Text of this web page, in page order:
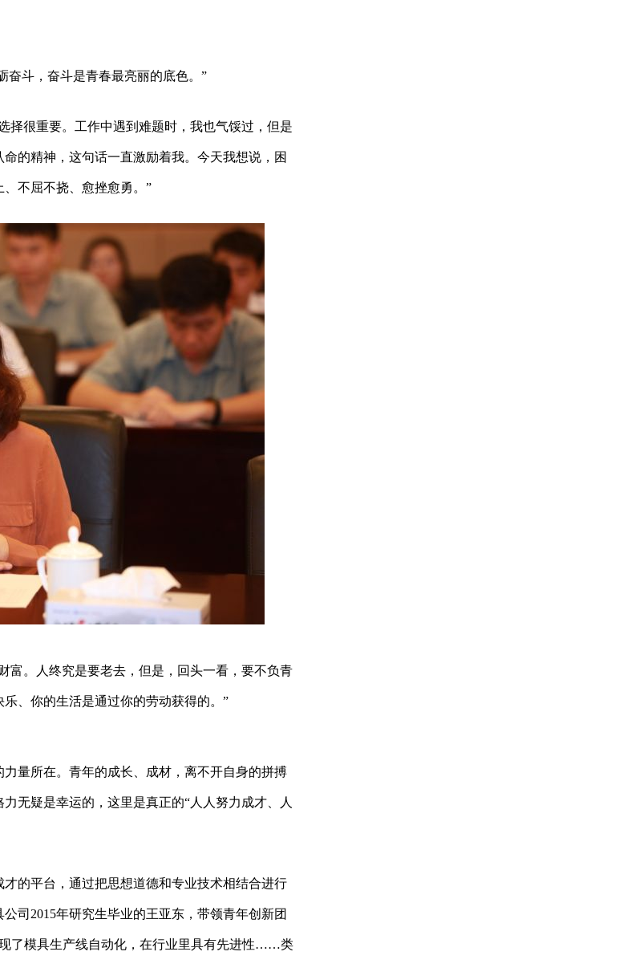
奋斗，奋斗是青春最亮丽的底色。”
择很重要。工作中遇到难题时，我也气馁过，但是
的精神，这句话一直激励着我。今天我想说，困
不屈不挠、愈挫愈勇。”
富。人终究是要老去，但是，回头一看，要不负青
、你的生活是通过你的劳动获得的。”
量所在。青年的成长、成材，离不开自身的拼搏
无疑是幸运的，这里是真正的“人人努力成才、人
的平台，通过把思想道德和专业技术相结合进行
司2015年研究生毕业的王亚东，带领青年创新团
了模具生产线自动化，在行业里具有先进性……类